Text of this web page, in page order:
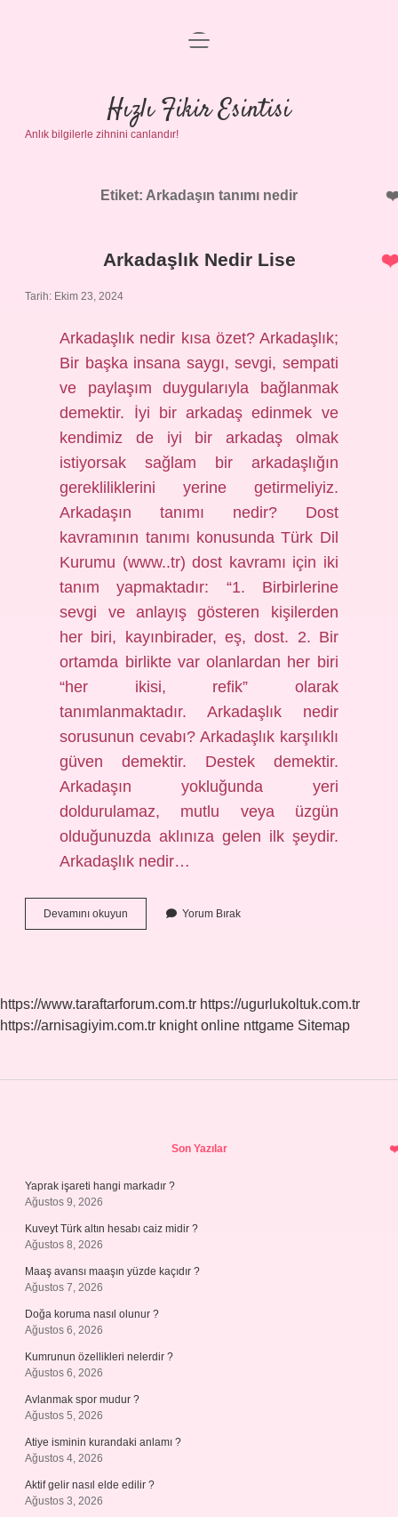
Anasayfa
Gizlilik Politikası
Yasal Uyarı
menüyü
Hızlı Fikir Esintisi
Anlık bilgilerle zihnini canlandır!
Etiket: Arkadaşın tanımı nedir
Arkadaşlık Nedir Lise
Tarih: Ekim 23, 2024
Arkadaşlık nedir kısa özet? Arkadaşlık;
Bir başka insana saygı, sevgi, sempati
ve paylaşım duygularıyla bağlanmak
demektir. İyi bir arkadaş edinmek ve
kendimiz de iyi bir arkadaş olmak
istiyorsak sağlam bir arkadaşlığın
gerekliliklerini yerine getirmeliyiz.
Arkadaşın tanımı nedir? Dost
kavramının tanımı konusunda Türk Dil
Kurumu (www..tr) dost kavramı için iki
tanım yapmaktadır: “1. Birbirlerine
sevgi ve anlayış gösteren kişilerden
her biri, kayınbirader, eş, dost. 2. Bir
ortamda birlikte var olanlardan her biri
“her ikisi, refik” olarak
tanımlanmaktadır. Arkadaşlık nedir
sorusunun cevabı? Arkadaşlık karşılıklı
güven demektir. Destek demektir.
Arkadaşın yokluğunda yeri
doldurulamaz, mutlu veya üzgün
olduğunuzda aklınıza gelen ilk şeydir.
Arkadaşlık nedir…
Devamını okuyun Arkadaşlık
Nedir
Yorum Bırak
https://www.taraftarforum.com.tr https://ugurlukoltuk.com.tr
https://arnisagiyim.com.tr knight online nttgame Sitemap
Son Yazılar
Yaprak işareti hangi markadır ?
Ağustos 9, 2026
Kuveyt Türk altın hesabı caiz midir ?
Ağustos 8, 2026
Maaş avansı maaşın yüzde kaçıdır ?
Ağustos 7, 2026
Doğa koruma nasıl olunur ?
Ağustos 6, 2026
Kumrunun özellikleri nelerdir ?
Ağustos 6, 2026
Avlanmak spor mudur ?
Ağustos 5, 2026
Atiye isminin kurandaki anlamı ?
Ağustos 4, 2026
Aktif gelir nasıl elde edilir ?
Ağustos 3, 2026